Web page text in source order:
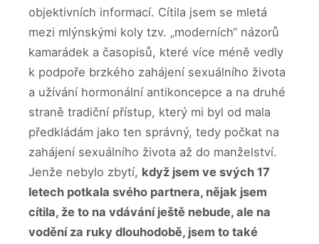
objektivních informací. Cítila jsem se mletá
mezi mlýnskými koly tzv. „moderních“ názorů
kamarádek a časopisů, které více méně vedly
k podpoře brzkého zahájení sexuálního života
a užívání hormonální antikoncepce a na druhé
straně tradiční přístup, který mi byl od mala
předkládám jako ten správný, tedy počkat na
zahájení sexuálního života až do manželství.
Jenže nebylo zbytí, když jsem ve svých 17
letech potkala svého partnera, nějak jsem
cítila, že to na vdávání ještě nebude, ale na
vodění za ruky dlouhodobě, jsem to také